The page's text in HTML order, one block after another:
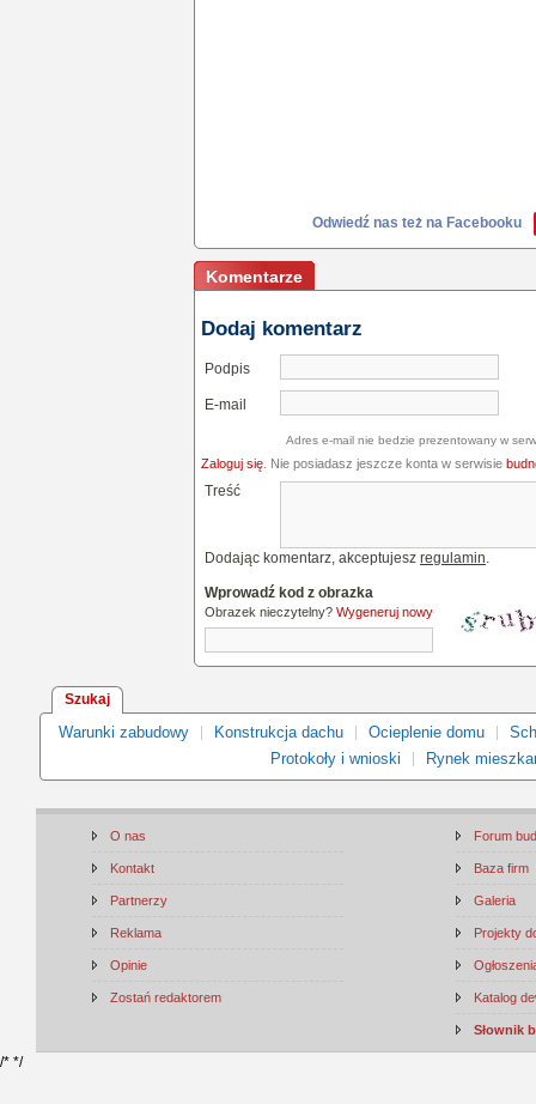
Odwiedź nas też na Facebooku
Komentarze
Dodaj komentarz
Podpis
E-mail
Adres e-mail nie bedzie prezentowany w
Zaloguj się . Nie posiadasz jeszcze konta w serwisie
Treść
Dodając komentarz, akceptujesz regulamin.
Wprowadź kod z obrazka
Obrazek nieczytelny? Wygeneruj nowy
Szukaj
Warunki zabudowy Konstrukcja dachu Ocieplenie domu
Protokoły i wnioski
Rynek
O nas
Kontakt
Partnerzy
Reklama
Opinie
Zostań redaktorem
Forum
Baza firm
Galeria
Projekty
Katalog
Słownik
/* */